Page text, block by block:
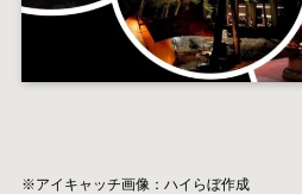
※アイキャッチ画像：ハイらぼ作成